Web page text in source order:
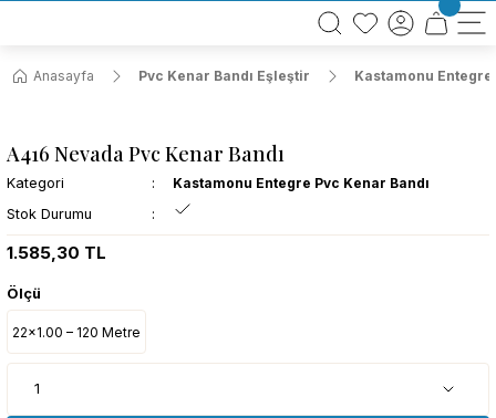
BÜTÜN ALIŞVERİŞLERİNİZDE KARGO BEDAVA!
TÜRKİYE GENELİNDE 10.000 MÜŞTERİ REFERANSI
Anasayfa
Pvc Kenar Bandı Eşleştir Kastamonu Entegre
A416 Nevada Pvc Kenar Bandı
Kategori
Kastamonu Entegre Pvc Kenar Bandı
Stok Durumu
1.585,30 TL
Ölçü
22x1.00 – 120 Metre